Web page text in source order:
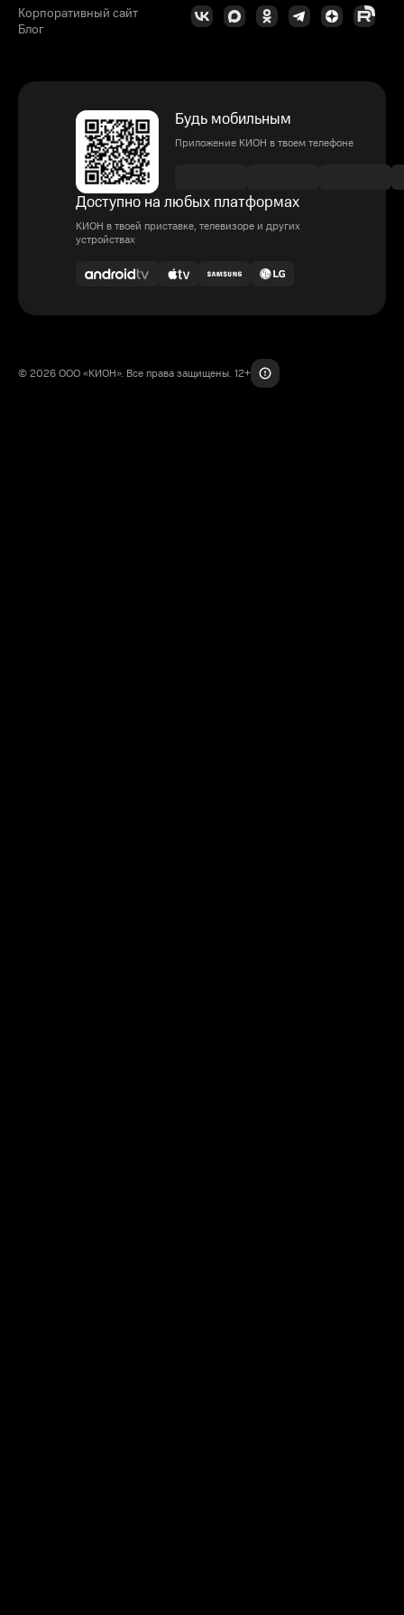
Корпоративный сайт
Блог
Будь мобильным
Приложение КИОН в твоем телефоне
Доступно на любых платформах
КИОН в твоей приставке, телевизоре и других
устройствах
© 2026 ООО «КИОН». Все права защищены. 12+